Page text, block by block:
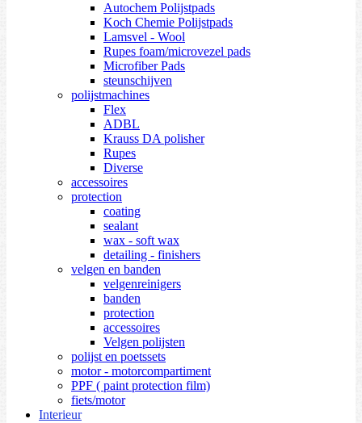
Autochem Polijstpads
Koch Chemie Polijstpads
Lamsvel - Wool
Rupes foam/microvezel pads
Microfiber Pads
steunschijven
polijstmachines
Flex
ADBL
Krauss DA polisher
Rupes
Diverse
accessoires
protection
coating
sealant
wax - soft wax
detailing - finishers
velgen en banden
velgenreinigers
banden
protection
accessoires
Velgen polijsten
polijst en poetssets
motor - motorcompartiment
PPF ( paint protection film)
fiets/motor
Interieur